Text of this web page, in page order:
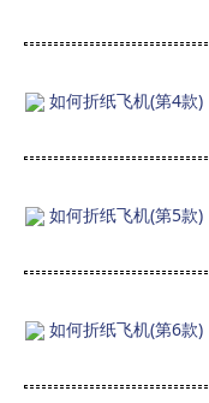
如何折纸飞机(第4款)
如何折纸飞机(第5款)
如何折纸飞机(第6款)